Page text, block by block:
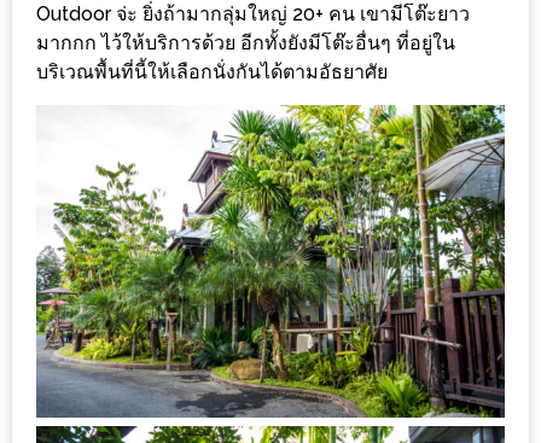
งาน
เดียว
ทั้ง
เที่ยว
พร้อม
โปร
โม
ชั่น
สำหรับ
คน
รัก
Outdoor จ่ะ ยิ่งถ้ามากลุ่มใหญ่ 20+ คน เขามีโต๊ะยาว
มากกก ไว้ให้บริการด้วย อีกทั้งยังมีโต๊ะอื่นๆ ที่อยู่ใน
บริเวณพื้นที่นี้ให้เลือกนั่งกันได้ตามอัธยาศัย